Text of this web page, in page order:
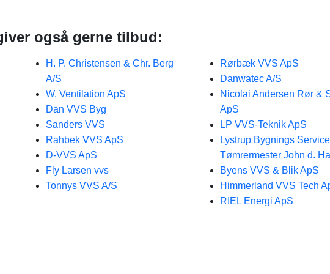
også gerne tilbud:
H. P. Christensen & Chr. Berg
A/S
W. Ventilation ApS
Dan VVS Byg
Sanders VVS
Rahbek VVS ApS
D-VVS ApS
Fly Larsen vvs
Tonnys VVS A/S
Rørbæk VVS ApS
Danwatec A/S
Nicolai Andersen Rør &
ApS
LP VVS-Teknik ApS
Lystrup Bygnings
Tømrermester John d.
Byens VVS & Blik ApS
Himmerland VVS Tech
RIEL Energi ApS